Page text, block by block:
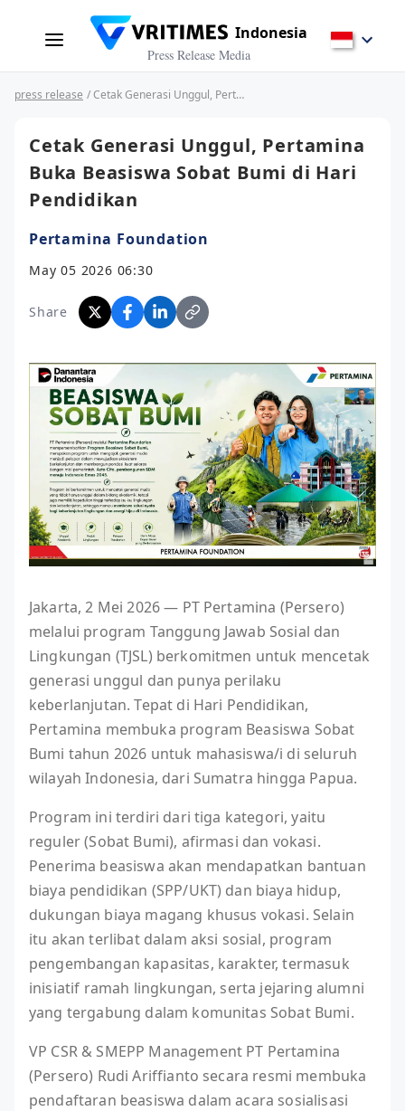
Indonesia
Press Release Media
press release / Cetak Generasi Unggul, Pertamina Buka Beasiswa Sobat Bumi di Hari Pendidikan
Cetak Generasi Unggul, Pertamina
Buka Beasiswa Sobat Bumi di Hari
Pendidikan
Pertamina Foundation
May 05 2026 06:30
Share
Jakarta, 2 Mei 2026 — PT Pertamina (Persero)
melalui program Tanggung Jawab Sosial dan
Lingkungan (TJSL) berkomitmen untuk mencetak
generasi unggul dan punya perilaku
keberlanjutan. Tepat di Hari Pendidikan,
Pertamina membuka program Beasiswa Sobat
Bumi tahun 2026 untuk mahasiswa/i di seluruh
wilayah Indonesia, dari Sumatra hingga Papua.
Program ini terdiri dari tiga kategori, yaitu
reguler (Sobat Bumi), afirmasi dan vokasi.
Penerima beasiswa akan mendapatkan bantuan
biaya pendidikan (SPP/UKT) dan biaya hidup,
dukungan biaya magang khusus vokasi. Selain
itu akan terlibat dalam aksi sosial, program
pengembangan kapasitas, karakter, termasuk
inisiatif ramah lingkungan, serta jejaring alumni
yang tergabung dalam komunitas Sobat Bumi.
VP CSR & SMEPP Management PT Pertamina
(Persero) Rudi Ariffianto secara resmi membuka
pendaftaran beasiswa dalam acara sosialisasi